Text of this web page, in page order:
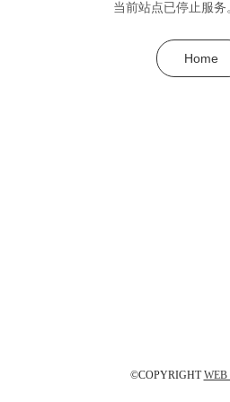
当前站点已停止服务
Home
©COPYRIGHTWEB